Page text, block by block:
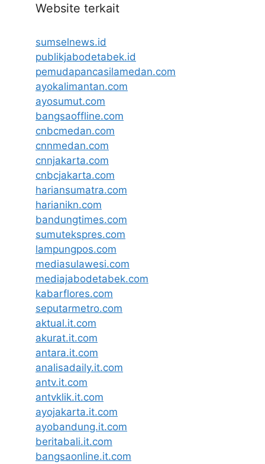
Website terkait
sumselnews.id
publikjabodetabek.id
pemudapancasilamedan.com
ayokalimantan.com
ayosumut.com
bangsaoffline.com
cnbcmedan.com
cnnmedan.com
cnnjakarta.com
cnbcjakarta.com
hariansumatra.com
harianikn.com
bandungtimes.com
sumutekspres.com
lampungpos.com
mediasulawesi.com
mediajabodetabek.com
kabarflores.com
seputarmetro.com
aktual.it.com
akurat.it.com
antara.it.com
analisadaily.it.com
antv.it.com
antvklik.it.com
ayojakarta.it.com
ayobandung.it.com
beritabali.it.com
bangsaonline.it.com